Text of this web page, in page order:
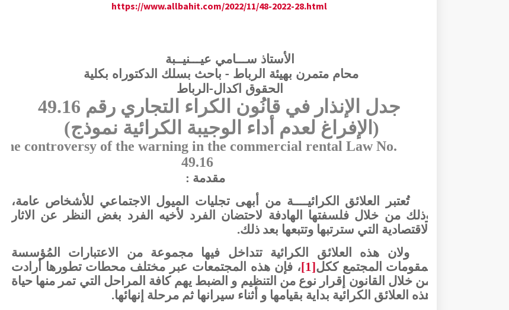
https://www.allbahit.com/2022/11/48-2022-28.html
الأستاذ ســـامي عيـــنيــبة
محام متمرن بهيئة الرباط - باحث بسلك الدكتوراه بكلية
الحقوق اكدال-الرباط
جدل الإنذار في قانُون الكراء التجاري رقم 49.16
(الإفراغ لعدم أداء الوجيبة الكرائية نموذج)
The controversy of the warning in the commercial rental Law No.
49.16
مقدمة :
تُعتبر العلائق الكرائيــــة من أبهى تجليات الميول الاجتماعي للأشخاص عامة،
وذلك من خلال فلسفتها الهادفة لاحتضان الفرد لأخيه الفرد بغض النظر عن الاثار
الاقتصادية التي سترتبها وتتبعها بعد ذلك.
ولان هذه العلائق الكرائية تتداخل فيها مجموعة من الاعتبارات المُؤسسة
لمقومات المجتمع ككل[1]، فإن هذه المجتمعات عبر مختلف محطات تطورها أرادت
من خلال القانون إقرار نوع من التنظيم و الضبط يهم كافة المراحل التي تمر منها حياة
هذه العلائق الكرائية بداية بقيامها و أثناء سيرانها ثم مرحلة إنهائها.